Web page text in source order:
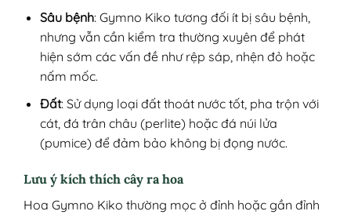
Sâu bệnh: Gymno Kiko tương đối ít bị sâu bệnh,
nhưng vẫn cần kiểm tra thường xuyên để phát
hiện sớm các vấn đề như rệp sáp, nhện đỏ hoặc
nấm mốc.
Đất: Sử dụng loại đất thoát nước tốt, pha trộn với
cát, đá trân châu (perlite) hoặc đá núi lửa
(pumice) để đảm bảo không bị đọng nước.
Lưu ý kích thích cây ra hoa
Hoa Gymno Kiko thường mọc ở đỉnh hoặc gần đỉnh